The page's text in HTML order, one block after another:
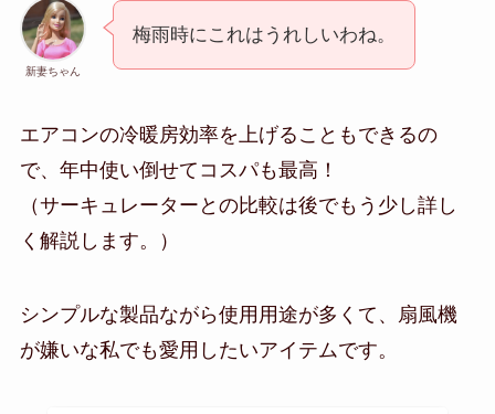
新妻ちゃん
梅雨時にこれはうれしいわね。
エアコンの冷暖房効率を上げることもできるの
で、年中使い倒せてコスパも最高！
（サーキュレーターとの比較は後でもう少し詳し
く解説します。）
シンプルな製品ながら使用用途が多くて、扇風機
が嫌いな私でも愛用したいアイテムです。